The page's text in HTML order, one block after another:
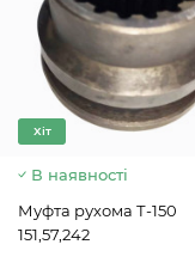
Хіт
В наявності
Муфта рухома Т-150
151,57,242